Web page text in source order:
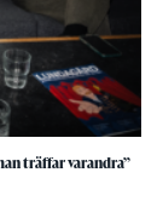
träffar varandra”